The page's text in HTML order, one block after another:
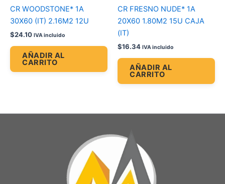
CR WOODSTONE* 1A
30X60 (IT) 2.16M2 12U
$24.10 IVA incluido
AÑADIR AL
CARRITO
CR FRESNO NUDE* 1A
20X60 1.80M2 15U CAJA
(IT)
$16.34 IVA incluido
AÑADIR AL
CARRITO